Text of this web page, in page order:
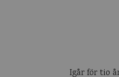
Igår för tio